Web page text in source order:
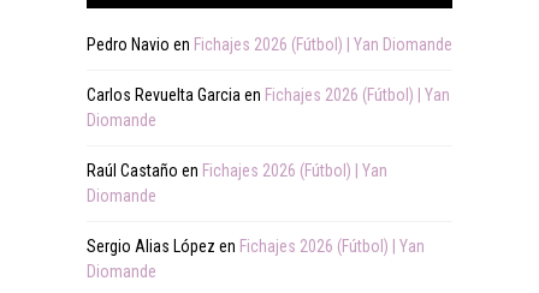
Pedro Navio en Fichajes 2026 (Fútbol) | Yan Diomande
Carlos Revuelta Garcia en Fichajes 2026 (Fútbol) | Yan
Diomande
Raúl Castaño en Fichajes 2026 (Fútbol) | Yan
Diomande
Sergio Alias López en Fichajes 2026 (Fútbol) | Yan
Diomande